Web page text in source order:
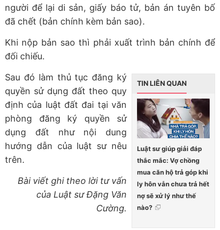
người để lại di sản, giấy báo tử, bản án tuyên bố
đã chết (bản chính kèm bản sao).
Khi nộp bản sao thì phải xuất trình bản chính để
đối chiếu.
TIN LIÊN QUAN
Luật sư giúp giải đáp
thắc mắc: Vợ chồng
mua căn hộ trả góp khi
ly hôn vẫn chưa trả hết
nợ sẽ xử lý như thế
nào?
Sau đó làm thủ tục đăng ký
quyền sử dụng đất theo quy
định của luật đất đai tại văn
phòng đăng ký quyền sử
dụng đất như nội dung
hướng dẫn của luật sư nêu
trên.
Bài viết ghi theo lời tư vấn
của Luật sư Đặng Văn
Cường.